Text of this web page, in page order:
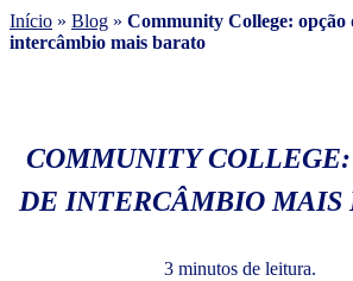
Início » Blog » Community College: opção
intercâmbio mais barato
COMMUNITY
DE INTERCÂMBIO MAIS
3 minutos de leitura.